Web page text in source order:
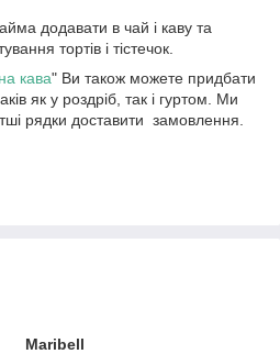
додавати в чай і каву та
тортів і тістечок.
кава" Ви також можете придбати
як у роздріб, так і гуртом. Ми
рядки доставити замовлення.
Maribell